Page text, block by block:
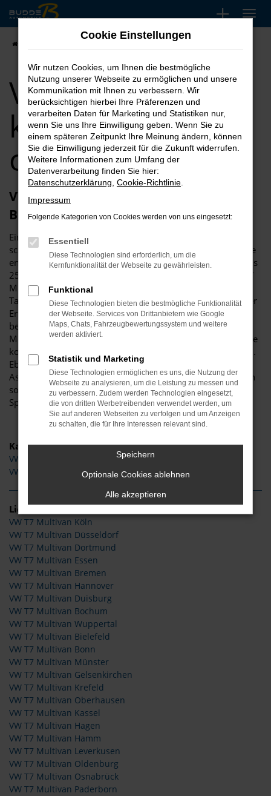
Zum
Hauptinhalt
springen
VW T7 Multivan kaufen, leasen oder finanzieren
VW T7 Multivan
kaufen, leasen
oder finanzieren
VW T7 Multivan – große Auswahl bei
Budde
Einen VW T7 Multivan finden Sie heutzutage einfach und
schnell, insbesondere, wenn Sie sich für Automobile Budde
entscheiden. Unser Unternehmen widmet sich seit mehr als
25 Jahren Fahrzeugen aller Art und liefert Ihnen den VW T7
Multivan sowohl als klassischen Neuwagen als auch als
Tageszulassung oder gebraucht und als Jahreswagen. Unser
Erfahrung ist Ihr Vorteil, denn wir wissen genau, worauf es
bei einem VW T7 Multivan ankommt und welche
Möglichkeiten dieses Fahrzeug bietet. Gerne beraten wir Sie
kompetent und entsprechend Ihrer individuellen Vorgaben.
Ebenso sind wir jederzeit gerne bereits, die zahlreichen
Assistenten und Sicherheitssysteme zu erläutern und Ihnen
so ein 100-prozentiges Fahrvergnügen zu ermöglichen.
Sprechen Sie uns an.
Kategorie
VW T7 Multivan Tageszulassung
VW T7 Multivan Gebrauchtwagen
Lieferservice
VW T7 Multivan Köln
VW T7 Multivan Düsseldorf
VW T7 Multivan Dortmund
VW T7 Multivan Essen
VW T7 Multivan Bremen
VW T7 Multivan Hannover
VW T7 Multivan Duisburg
VW T7 Multivan Bochum
VW T7 Multivan Wuppertal
VW T7 Multivan Bielefeld
VW T7 Multivan Bonn
VW T7 Multivan Münster
VW T7 Multivan Gelsenkirchen
VW T7 Multivan Krefeld
VW T7 Multivan Oberhausen
VW T7 Multivan Kassel
VW T7 Multivan Hagen
VW T7 Multivan Hamm
VW T7 Multivan Leverkusen
VW T7 Multivan Oldenburg
VW T7 Multivan Osnabrück
VW T7 Multivan Paderborn
Cookie Einstellungen
Wir nutzen Cookies, um Ihnen die bestmögliche
Nutzung unserer Webseite zu ermöglichen und unsere
Kommunikation mit Ihnen zu verbessern. Wir
berücksichtigen hierbei Ihre Präferenzen und
verarbeiten Daten für Marketing und Statistiken nur,
wenn Sie uns Ihre Einwilligung geben. Wenn Sie zu
einem späteren Zeitpunkt Ihre Meinung ändern, können
Sie die Einwilligung jederzeit für die Zukunft widerrufen.
Weitere Informationen zum Umfang der
Datenverarbeitung finden Sie hier:
Datenschutzerklärung Cookie-Richtlinie
Impressum
Folgende Kategorien von Cookies werden von uns eingesetzt:
Essentiell
Diese Technologien sind erforderlich, um die
Kernfunktionalität der Webseite zu gewährleisten.
Funktional
Diese Technologien bieten die bestmögliche Funktionalität
der Webseite. Services von Drittanbietern wie Google
Maps, Chats, Fahrzeugbewertungssystem und weitere
werden aktiviert.
Statistik und Marketing
Diese Technologien ermöglichen es uns, die Nutzung der
Webseite zu analysieren, um die Leistung zu messen und
zu verbessern. Zudem werden Technologien eingesetzt,
die von dritten Werbetreibenden verwendet werden, um
Sie auf anderen Webseiten zu verfolgen und um Anzeigen
zu schalten, die für Ihre Interessen relevant sind.
Speichern
Optionale Cookies ablehnen
Alle akzeptieren